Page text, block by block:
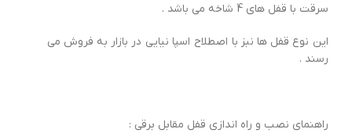
سرقت با قفل های 4 شاخه می باشد .
این نوع قفل ها نبز با اصطلاح اسپا نیایی در بازار به فروش می
رسند .
راهنمای نصب و راه اندازی قفل مقابل برقی :